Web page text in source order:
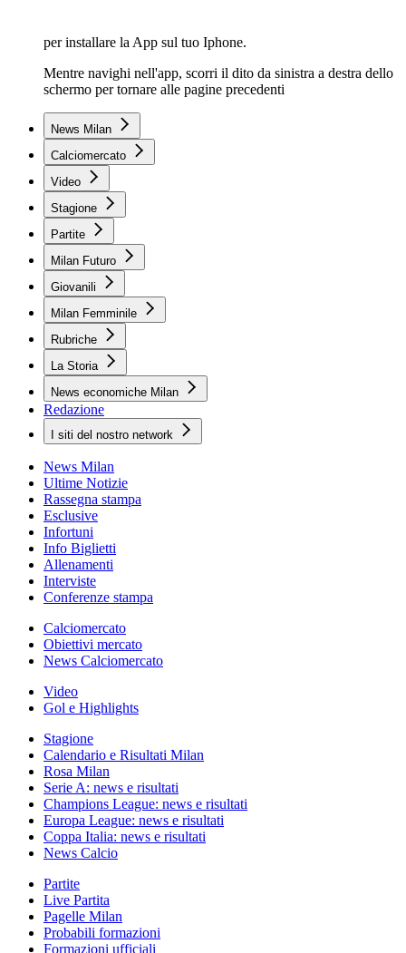
per installare la App sul tuo Iphone.
Mentre navighi nell'app, scorri il dito da sinistra a destra dello
schermo per tornare alle pagine precedenti
News Milan
Calciomercato
Video
Stagione
Partite
Milan Futuro
Giovanili
Milan Femminile
Rubriche
La Storia
News economiche Milan
Redazione
I siti del nostro network
News Milan
Ultime Notizie
Rassegna stampa
Esclusive
Infortuni
Info Biglietti
Allenamenti
Interviste
Conferenze stampa
Calciomercato
Obiettivi mercato
News Calciomercato
Video
Gol e Highlights
Stagione
Calendario e Risultati Milan
Rosa Milan
Serie A: news e risultati
Champions League: news e risultati
Europa League: news e risultati
Coppa Italia: news e risultati
News Calcio
Partite
Live Partita
Pagelle Milan
Probabili formazioni
Formazioni ufficiali